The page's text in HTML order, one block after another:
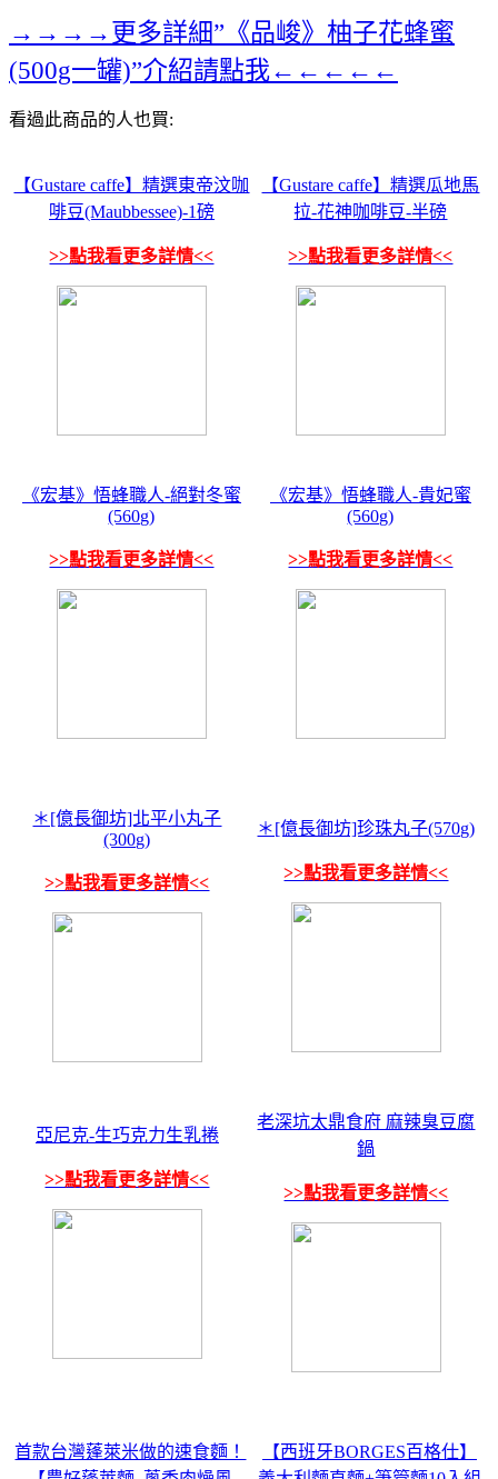
→→→→更多詳細”《品峻》柚子花蜂蜜
(500g一罐)”介紹請點我←←←←←
看過此商品的人也買:
【Gustare caffe】精選東帝汶咖
啡豆(Maubbessee)-1磅
>>點我看更多詳情<<
【Gustare caffe】精選瓜地馬
拉-花神咖啡豆-半磅
>>點我看更多詳情<<
《宏基》悟蜂職人-絕對冬蜜
(560g)
>>點我看更多詳情<<
《宏基》悟蜂職人-貴妃蜜
(560g)
>>點我看更多詳情<<
＊[億長御坊]北平小丸子
(300g)
>>點我看更多詳情<<
＊[億長御坊]珍珠丸子(570g)
>>點我看更多詳情<<
亞尼克-生巧克力生乳捲
>>點我看更多詳情<<
老深坑太鼎食府 麻辣臭豆腐
鍋
>>點我看更多詳情<<
首款台灣蓬萊米做的速食麵！
【西班牙BORGES百格仕】